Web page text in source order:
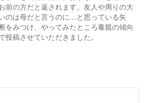
前の方だと返されます。友人や周りの大
のは母だと言うのに…と思っている矢
みつけ、やってみたところ毒親の傾向
稿させていただきました。